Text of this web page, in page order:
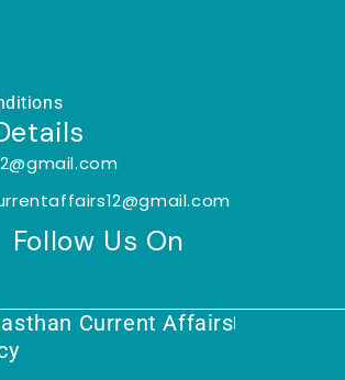
Follow Us On
Current Affairs